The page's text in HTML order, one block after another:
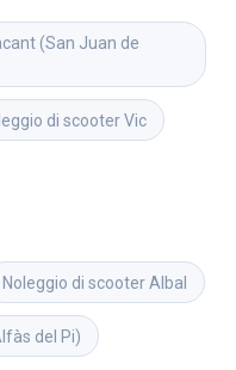
(San Juan de
di scooterVic
Noleggio di scooter Albal
del Pi)